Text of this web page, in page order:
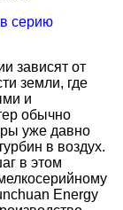
серию
зависят от
земли, где
и
обычно
уже давно
в воздух.
в этом
Energy